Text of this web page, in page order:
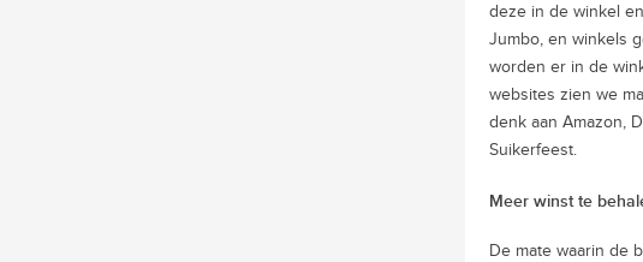
deze in de winkel
Jumbo, en winkels
worden er in de
websites zien we
denk aan Amazon,
Suikerfeest.
Meer winst te
De mate waarin de